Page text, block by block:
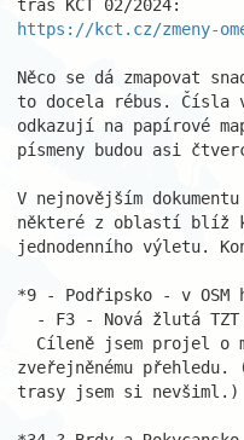
https://kct.cz/zmeny-
Něco se dá zmapovat
to docela rébus. Čísla v
odkazují na papírové
písmeny budou asi
V nejnovějším
některé z oblastí blíž k
jednodenního výletu.
*9 - Podřipsko - v OSM
zveřejněnému
trasy jsem si nevšiml.)